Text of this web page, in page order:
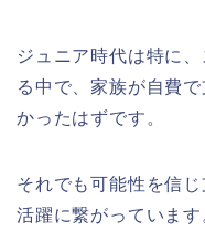
ジュニア時代は特に
る中で、家族が自費
かったはずです。
それでも可能性を信
活躍に繋がっています